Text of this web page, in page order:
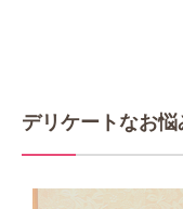
デリケートなお悩